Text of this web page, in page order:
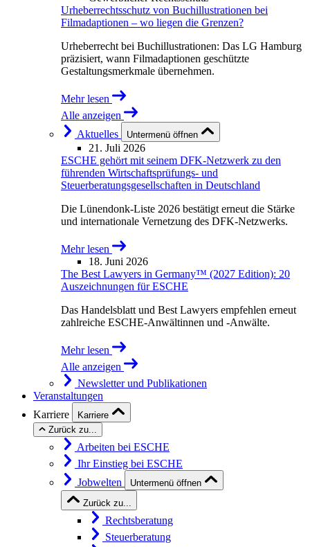
Urheberrechtsschutz von Buchillustrationen bei
Filmadaptionen – wo liegen die Grenzen?
Urheberrecht bei Buchillustrationen: Das LG Hamburg
präzisiert, wann Filmadaptionen geschützte
Gestaltungsmerkmale übernehmen.
Mehr lesen
Alle anzeigen
Aktuelles
Untermenü öffnen
21. Juli 2026
ESCHE gehört mit seinem DFK-Netzwerk zu den
führenden Wirtschaftsprüfungs- und
Steuerberatungsgesellschaften in Deutschland
Die Lünendonk-Liste 2026 bestätigt erneut die Stärke
und internationale Vernetzung des DFK-Netzwerks.
Mehr lesen
18. Juni 2026
The Best Lawyers in Germany™ (2027 Edition): 20
Auszeichnungen für ESCHE
Das Handelsblatt und Best Lawyers empfehlen erneut
zahlreiche ESCHE-Anwältinnen und -Anwälte.
Mehr lesen
Alle anzeigen
Newsletter und Publikationen
Veranstaltungen
Karriere
Karriere
Zurück zu...
Arbeiten bei ESCHE
Ihr Einstieg bei ESCHE
Jobwelten
Untermenü öffnen
Zurück zu...
Rechtsberatung
Steuerberatung